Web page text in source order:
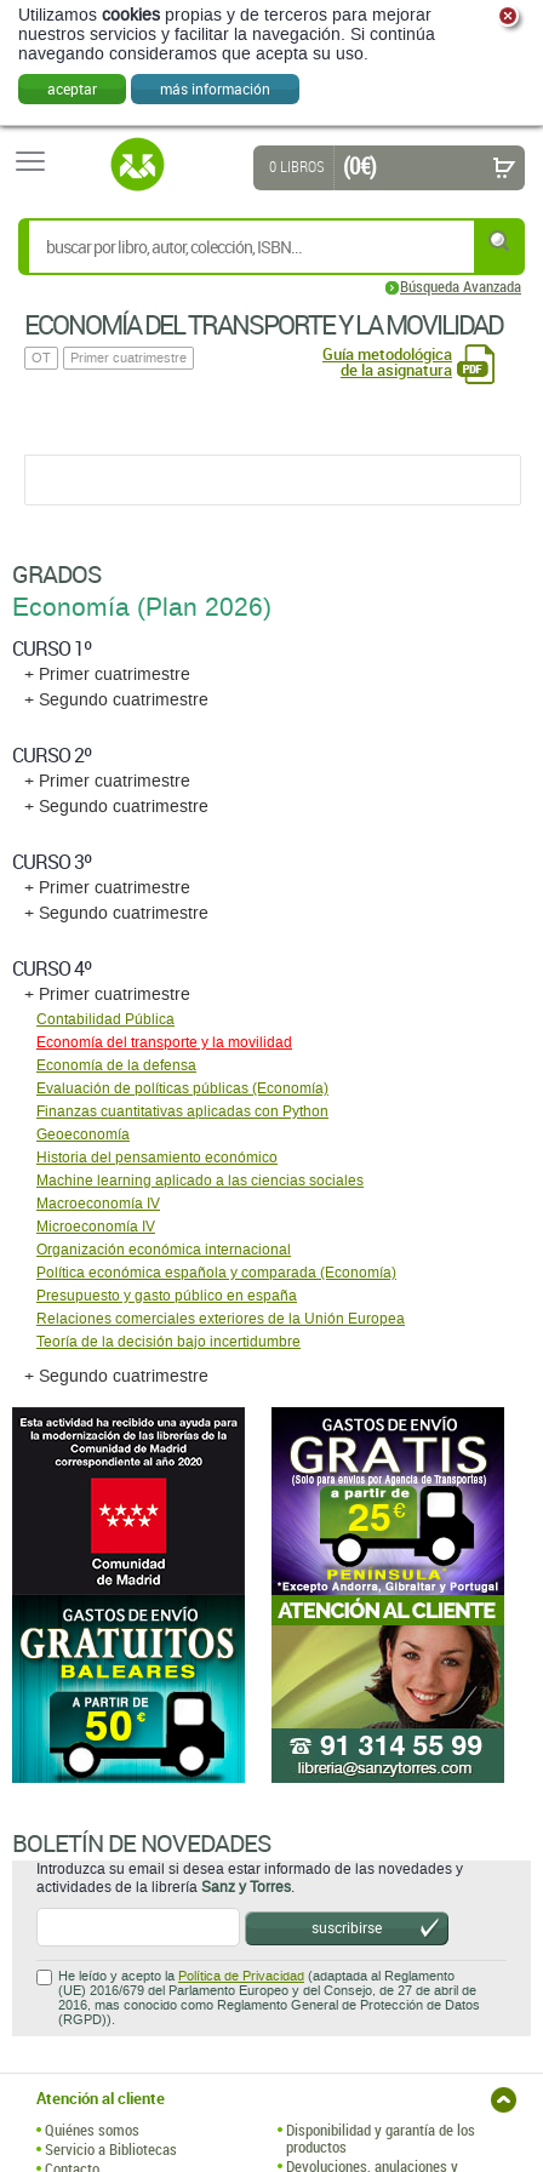
Utilizamos cookies propias y de terceros para mejorar
nuestros servicios y facilitar la navegación. Si continúa
navegando consideramos que acepta su uso.
aceptar más información
Búsqueda Avanzada
0 LIBROS (0 €)
ECONOMÍA DEL TRANSPORTE Y LA MOVILIDAD
OT Primer cuatrimestre Guía metodológica
de la asignatura
GRADOS
Economí­a (Plan 2026)
CURSO 1º
+ Primer cuatrimestre
+ Segundo cuatrimestre
CURSO 2º
+ Primer cuatrimestre
+ Segundo cuatrimestre
CURSO 3º
+ Primer cuatrimestre
+ Segundo cuatrimestre
CURSO 4º
+ Primer cuatrimestre
Contabilidad Pública
Economía del transporte y la movilidad
Economí­a de la defensa
Evaluación de políticas públicas (Economía)
Finanzas cuantitativas aplicadas con Python
Geoeconomí­a
Historia del pensamiento económico
Machine learning aplicado a las ciencias sociales
Macroeconomí­a IV
Microeconomí­a IV
Organización económica internacional
Política económica española y comparada (Economía)
Presupuesto y gasto público en españa
Relaciones comerciales exteriores de la Unión Europea
Teoría de la decisión bajo incertidumbre
+ Segundo cuatrimestre
BOLETÍN DE NOVEDADES
Introduzca su email si desea estar informado de las novedades y
actividades de la librería Sanz y Torres.
suscribirse
He leído y acepto la Política de Privacidad (adaptada al Reglamento
(UE) 2016/679 del Parlamento Europeo y del Consejo, de 27 de abril de
2016, mas conocido como Reglamento General de Protección de Datos
(RGPD)).
Atención al cliente
Quiénes somos
Servicio a Bibliotecas
Disponibilidad y garantía de los
productos
Devoluciones, anulaciones y